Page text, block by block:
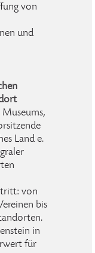
von
und
Museums,
Land e.
von
bis
in
für